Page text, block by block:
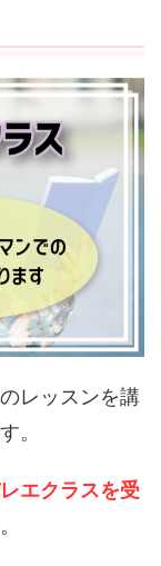
レッスンを講
。
エクラスを受